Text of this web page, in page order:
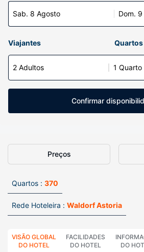
Sab. 8 Agosto Dom.
Viajantes Quartos
2 Adultos 1 Quarto
Confirmar
Preços
Quartos : 370
Rede Hoteleira : Waldorf Astoria
VISÃO GLOBAL
DO HOTEL
FACILIDADES
DO HOTEL
DO